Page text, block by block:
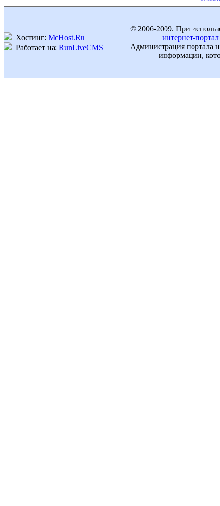
Хостинг: McHost.Ru
Работает на: RunLiveCMS
© 2006-2009. При
интернет-
Администрация портала
информации,